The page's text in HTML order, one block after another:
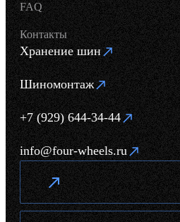
FAQ
Контакты
Хранение шин
Шиномонтаж
+7 (929) 644-34-44
info@four-wheels.ru